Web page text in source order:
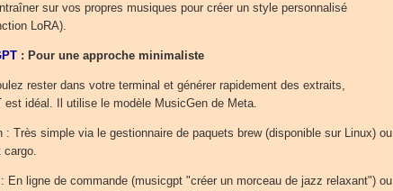
sur vos propres musiques pour créer un style personnalisé
LoRA).
: Pour une approche minimaliste
rester dans votre terminal et générer rapidement des extraits,
est idéal. Il utilise le modèle MusicGen de Meta.
: Très simple via le gestionnaire de paquets brew (disponible sur Linux) ou
cargo.
En ligne de commande (musicgpt "créer un morceau de jazz relaxant") ou